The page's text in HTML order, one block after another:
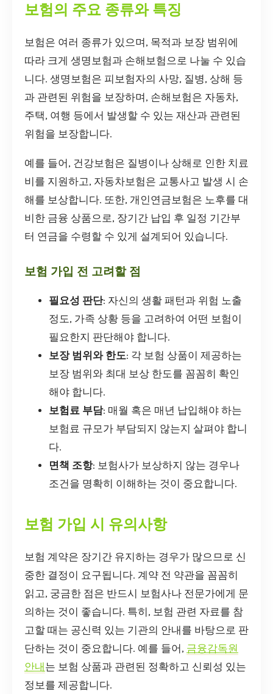
보험의 주요 종류와 특징
보험은 여러 종류가 있으며, 목적과 보장 범위에
따라 크게 생명보험과 손해보험으로 나눌 수 있습
니다. 생명보험은 피보험자의 사망, 질병, 상해 등
과 관련된 위험을 보장하며, 손해보험은 자동차,
주택, 여행 등에서 발생할 수 있는 재산과 관련된
위험을 보장합니다.
예를 들어, 건강보험은 질병이나 상해로 인한 치료
비를 지원하고, 자동차보험은 교통사고 발생 시 손
해를 보상합니다. 또한, 개인연금보험은 노후를 대
비한 금융 상품으로, 장기간 납입 후 일정 기간부
터 연금을 수령할 수 있게 설계되어 있습니다.
보험 가입 전 고려할 점
필요성 판단: 자신의 생활 패턴과 위험 노출
정도, 가족 상황 등을 고려하여 어떤 보험이
필요한지 판단해야 합니다.
보장 범위와 한도: 각 보험 상품이 제공하는
보장 범위와 최대 보상 한도를 꼼꼼히 확인
해야 합니다.
보험료 부담: 매월 혹은 매년 납입해야 하는
보험료 규모가 부담되지 않는지 살펴야 합니
다.
면책 조항: 보험사가 보상하지 않는 경우나
조건을 명확히 이해하는 것이 중요합니다.
보험 가입 시 유의사항
보험 계약은 장기간 유지하는 경우가 많으므로 신
중한 결정이 요구됩니다. 계약 전 약관을 꼼꼼히
읽고, 궁금한 점은 반드시 보험사나 전문가에게 문
의하는 것이 좋습니다. 특히, 보험 관련 자료를 참
고할 때는 공신력 있는 기관의 안내를 바탕으로 판
단하는 것이 중요합니다. 예를 들어, 금융감독원
안내 는 보험 상품과 관련된 정확하고 신뢰성 있는
정보를 제공합니다.